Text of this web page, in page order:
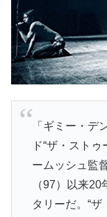
「ギミー・デ
ド“ザ・スト
ームッシュ監
（97）以来
タリーだ。“